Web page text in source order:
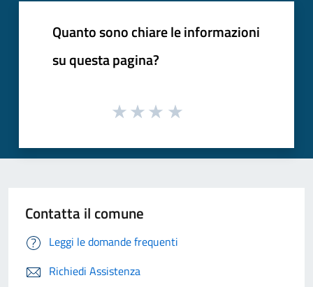
Quanto sono chiare le informazioni
su questa pagina?
Contatta il comune
Leggi le domande frequenti
Richiedi Assistenza